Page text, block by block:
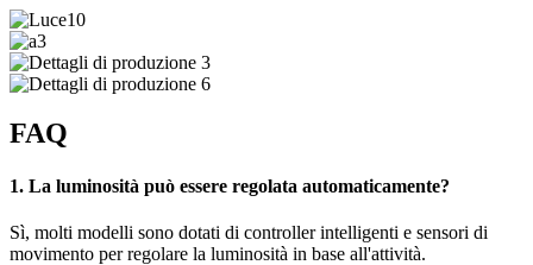
FAQ
1. La luminosità può essere regolata automaticamente?
Sì, molti modelli sono dotati di controller intelligenti e sensori di
movimento per regolare la luminosità in base all'attività.